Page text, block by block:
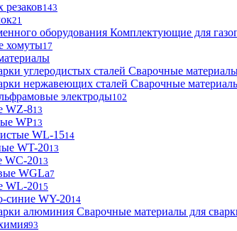
143
21
Комплектующие для
хомуты17
Сварочные
Сварочные
электроды102
WZ-813
WP13
WL-1514
WT-2013
WC-2013
WGLa7
WL-2015
синие WY-2014
Сварочные материалы для
93